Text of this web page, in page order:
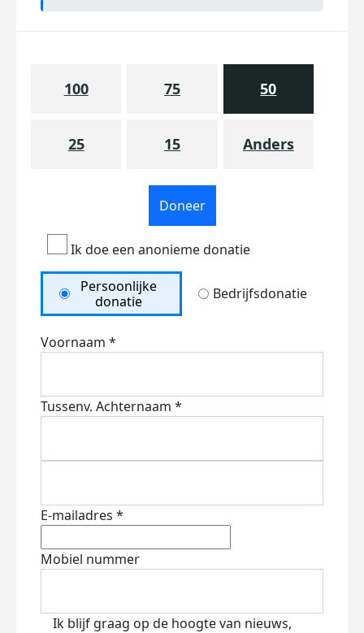
100 75 50
25 15 Anders
Doneer
Ik doe een anonieme donatie
Persoonlijke
donatie
Bedrijfsdonatie
Voornaam *
Tussenv. Achternaam *
E-mailadres *
Mobiel nummer
Ik blijf graag op de hoogte van nieuws,